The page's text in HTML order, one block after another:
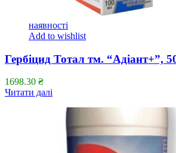
наявності
Add to wishlist
Гербіцид Тотал тм. “Адіант+”,
1698.30 ₴
Читати далі